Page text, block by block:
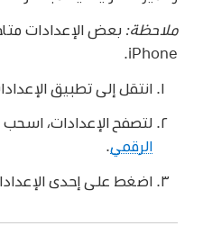
ملاحظة: بعض الإعدادات
iPhone.
انتقل إلى تطبيق
لتصفح الإعدادات، اسحب
الرقمي
اضغط على إحدى